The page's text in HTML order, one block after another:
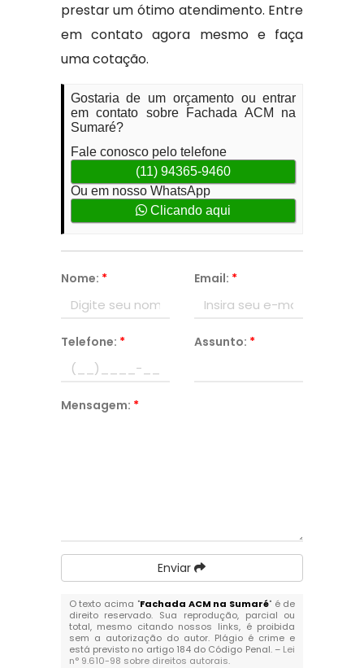
prestar um ótimo atendimento. Entre
em contato agora mesmo e faça
uma cotação.
Gostaria de um orçamento ou entrar
em contato sobre Fachada ACM na
Sumaré?
Fale conosco pelo telefone
(11) 94365-9460
Ou em nosso WhatsApp
Clicando aqui
Nome: * Email: *
Telefone: * Assunto: *
Mensagem: *
Enviar
O texto acima "Fachada ACM na Sumaré" é de
direito reservado. Sua reprodução, parcial ou
total, mesmo citando nossos links, é proibida
sem a autorização do autor. Plágio é crime e
está previsto no artigo 184 do Código Penal. – Lei
n° 9.610-98 sobre direitos autorais.